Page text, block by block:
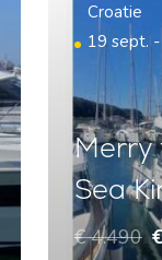
Croatie
19 sept.
Merry
Sea
€ 4.490